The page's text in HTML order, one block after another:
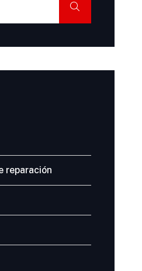
reparación